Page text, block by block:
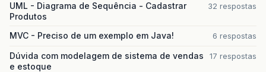
UML - Diagrama de Sequência - Cadastrar
Produtos
32 respostas
MVC - Preciso de um exemplo em Java! 6 respostas
Dúvida com modelagem de sistema de vendas
e estoque
17 respostas